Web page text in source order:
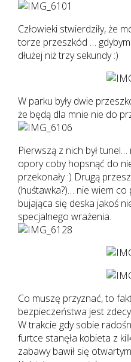
Człowieki stwierdziły, że
torze przeszkód …
dłużej niż trzy sekundy :)
W parku były dwie
że będą dla mnie nie do
Pierwszą z nich był tunel…
opory coby hopsnąć do
przekonały :) Drugą
(huśtawka?)… nie wiem co
bujająca się deska jakoś
specjalnego wrażenia.
Co muszę przyznać, to
bezpieczeństwa jest
W trakcie gdy sobie
furtce stanęła kobieta z
zabawy bawił się